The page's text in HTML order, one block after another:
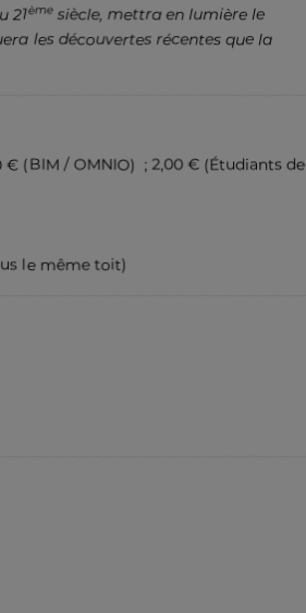
21èmesiècle, mettra en lumière le
les découvertes récentes que la
€ (BIM / OMNIO) ; 2,00 € (Étudiants de
le même toit)